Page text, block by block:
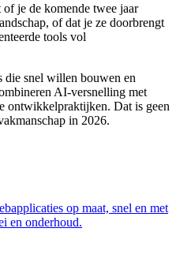
je de komende twee jaar
of dat je ze doorbrengt
tools vol
snel willen bouwen en
AI-versnelling met
ontwikkelpraktijken. Dat is geen
in 2026.
op maat, snel en met
en onderhoud.